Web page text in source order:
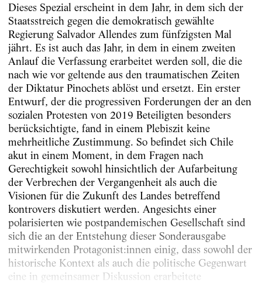
Dieses Spezial erscheint in dem Jahr, in dem sich der
Staatsstreich gegen die demokratisch gewählte
Regierung Salvador Allendes zum fünfzigsten Mal
jährt. Es ist auch das Jahr, in dem in einem zweiten
Anlauf die Verfassung erarbeitet werden soll, die die
nach wie vor geltende aus den traumatischen Zeiten
der Diktatur Pinochets ablöst und ersetzt. Ein erster
Entwurf, der die progressiven Forderungen der an den
sozialen Protesten von 2019 Beteiligten besonders
berücksichtigte, fand in einem Plebiszit keine
mehrheitliche Zustimmung. So befindet sich Chile
akut in einem Moment, in dem Fragen nach
Gerechtigkeit sowohl hinsichtlich der Aufarbeitung
der Verbrechen der Vergangenheit als auch die
Visionen für die Zukunft des Landes betreffend
kontrovers diskutiert werden. Angesichts einer
polarisierten wie postpandemischen Gesellschaft sind
sich die an der Entstehung dieser Sonderausgabe
mitwirkenden Protagonist:innen einig, dass sowohl der
historische Kontext als auch die politische Gegenwart
eine in gemeinsamer Diskussion erarbeitete